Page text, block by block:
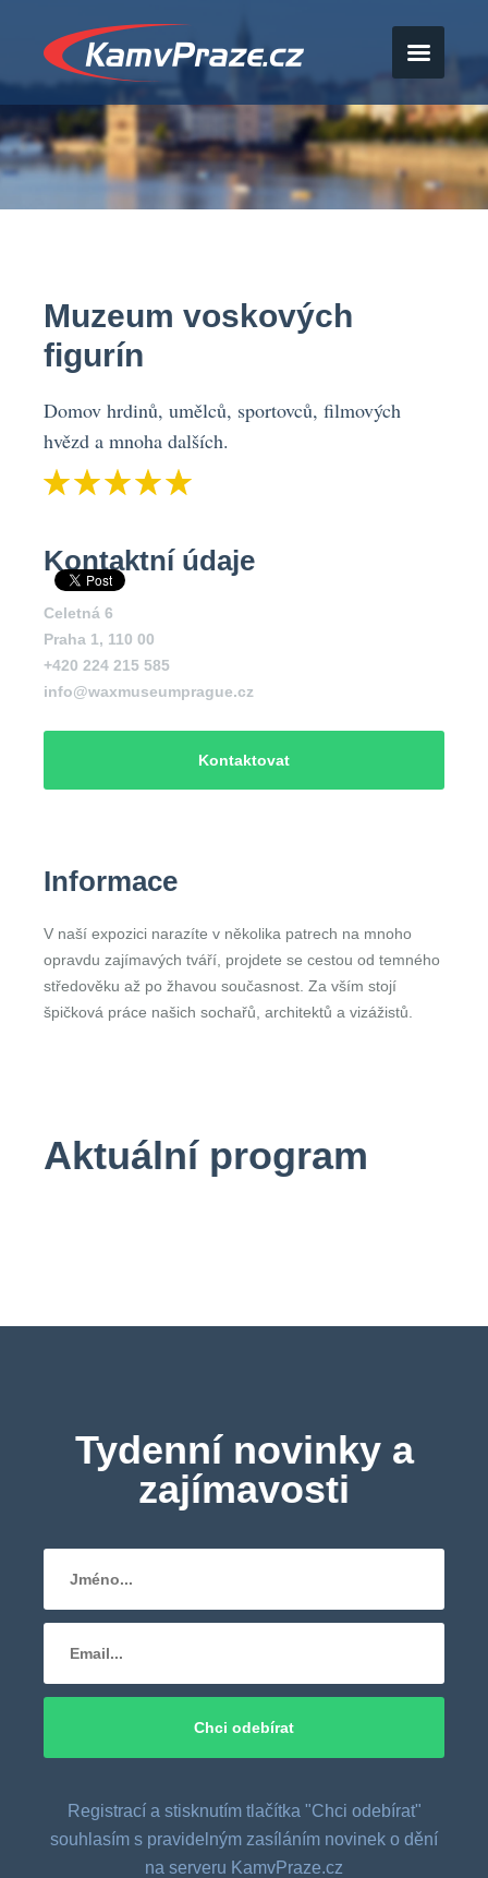
Muzeum voskových
figurín
Domov hrdinů, umělců, sportovců, filmových
hvězd a mnoha dalších.
Kontaktní údaje
Celetná 6
Praha 1, 110 00
+420 224 215 585
info@waxmuseumprague.cz
Kontaktovat
Informace
V naší expozici narazíte v několika patrech na mnoho
opravdu zajímavých tváří, projdete se cestou od temného
středověku až po žhavou současnost. Za vším stojí
špičková práce našich sochařů, architektů a vizážistů.
Aktuální program
Tydenní novinky a
zajímavosti
Registrací a stisknutím tlačítka "Chci odebírat"
souhlasím s pravidelným zasíláním novinek o dění
na serveru KamvPraze.cz